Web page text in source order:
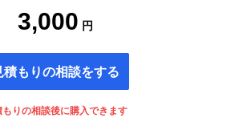
3,000 円
積もりの相談をする
もりの相談後に購入できます